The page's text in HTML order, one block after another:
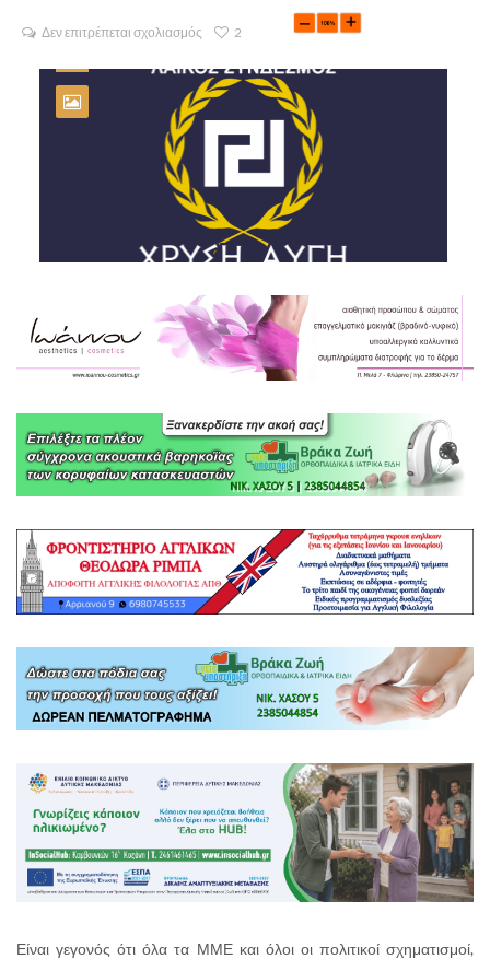
Δεν επιτρέπεται σχολιασμός 2
Είναι γεγονός ότι όλα τα ΜΜΕ και όλοι οι πολιτικοί σχηματισμοί,